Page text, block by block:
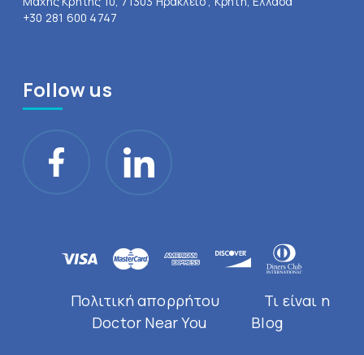
+30 281 600 4747
Follow us
Πολιτική απορρήτου
Τι είναι η
Doctor Near You
Blog